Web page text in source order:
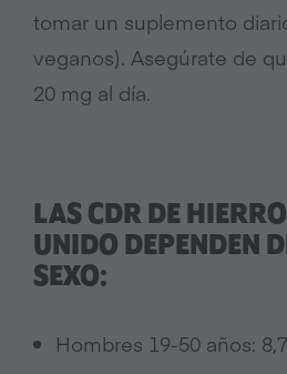
tomar un suplemento
veganos). Asegúrate de
20 mg al día.
LAS CDR DE
UNIDO DEPENDEN
SEXO:
Hombres 19-50 años: